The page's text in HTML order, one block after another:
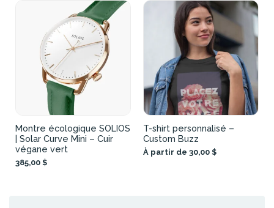
Montre écologique SOLIOS
| Solar Curve Mini – Cuir
végane vert
385,00 $
T-shirt personnalisé –
Custom Buzz
À partir de 30,00 $